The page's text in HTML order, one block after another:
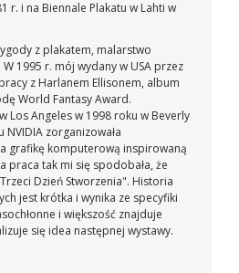
r. i na Biennale Plakatu w Lahti w
z plakatem, malarstwo
W 1995 r. mój wydany w USA przez
z Harlanem Ellisonem, album
World Fantasy Award.
Los Angeles w 1998 roku w Beverly
NVIDIA zorganizowała
grafikę komputerową inspirowaną
praca tak mi się spodobała, że
Dzień Stworzenia". Historia
jest krótka i wynika ze specyfiki
i większość znajduje
się idea następnej wystawy.